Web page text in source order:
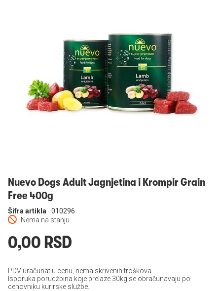
Nuevo Dogs Adult Jagnjetina i Krompir Grain
Free 400g
Nema na stanju
Šifra artikla 010296
0,00 RSD
PDV uračunat u cenu, nema skrivenih troškova.
Isporuka porudžbina koje prelaze 30kg se obračunavaju po
cenovniku kurirske službe.